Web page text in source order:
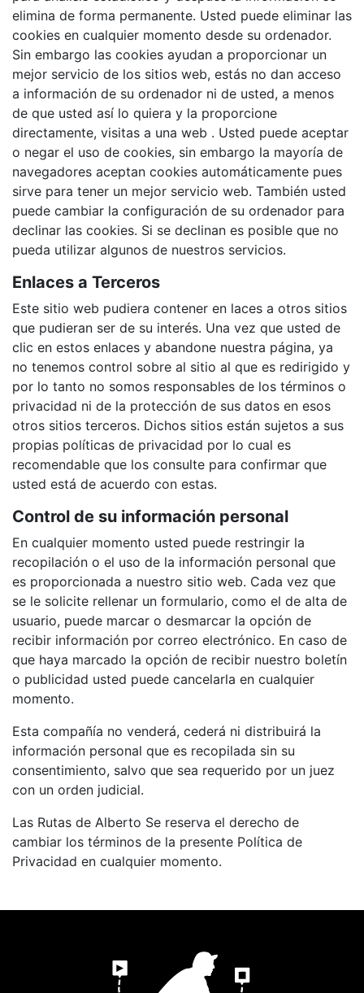
elimina de forma permanente. Usted puede eliminar las
cookies en cualquier momento desde su ordenador.
Sin embargo las cookies ayudan a proporcionar un
mejor servicio de los sitios web, estás no dan acceso
a información de su ordenador ni de usted, a menos
de que usted así lo quiera y la proporcione
directamente, visitas a una web . Usted puede aceptar
o negar el uso de cookies, sin embargo la mayoría de
navegadores aceptan cookies automáticamente pues
sirve para tener un mejor servicio web. También usted
puede cambiar la configuración de su ordenador para
declinar las cookies. Si se declinan es posible que no
pueda utilizar algunos de nuestros servicios.
Enlaces a Terceros
Este sitio web pudiera contener en laces a otros sitios
que pudieran ser de su interés. Una vez que usted de
clic en estos enlaces y abandone nuestra página, ya
no tenemos control sobre al sitio al que es redirigido y
por lo tanto no somos responsables de los términos o
privacidad ni de la protección de sus datos en esos
otros sitios terceros. Dichos sitios están sujetos a sus
propias políticas de privacidad por lo cual es
recomendable que los consulte para confirmar que
usted está de acuerdo con estas.
Control de su información personal
En cualquier momento usted puede restringir la
recopilación o el uso de la información personal que
es proporcionada a nuestro sitio web. Cada vez que
se le solicite rellenar un formulario, como el de alta de
usuario, puede marcar o desmarcar la opción de
recibir información por correo electrónico. En caso de
que haya marcado la opción de recibir nuestro boletín
o publicidad usted puede cancelarla en cualquier
momento.
Esta compañía no venderá, cederá ni distribuirá la
información personal que es recopilada sin su
consentimiento, salvo que sea requerido por un juez
con un orden judicial.
Las Rutas de Alberto Se reserva el derecho de
cambiar los términos de la presente Política de
Privacidad en cualquier momento.